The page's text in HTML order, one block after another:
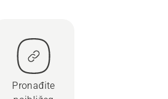
Pronađite